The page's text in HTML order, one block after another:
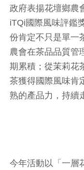
政府表揚花壇鄉農
iTQi國際風味評鑑
份肯定不只是單一
農會在茶品品質管
期累積；從茉莉花
茶獲得國際風味肯
熟的產品力，持續
今年活動以「一層